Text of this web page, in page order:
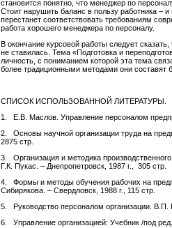
становится понятно, что менеджер по
Стоит нарушить баланс в пользу работника –
перестанет соответствовать требованиям
работа хорошего менеджера по персоналу.
В окончание курсовой работы следует
не ставилась. Тема «Подготовка и
личность, с пониманием которой эта тема
более традиционными методами они составят
СПИСОК ИСПОЛЬЗОВАННОЙ ЛИТЕРАТУРЫ.
1. Е.В. Маслов. Управление персоналом
2. Основы научной организации труда на
2875 стр.
3. Организация и методика
Г.К. Пукас. – Днепропетровск, 1987 г., 305 стр.
4. Формы и методы обучения рабочих на
Сибирякова. – Свердловск, 1988 г., 115 стр.
5. Руководство персоналом организации. В.П.
6. Управление организацией: Учебник /под